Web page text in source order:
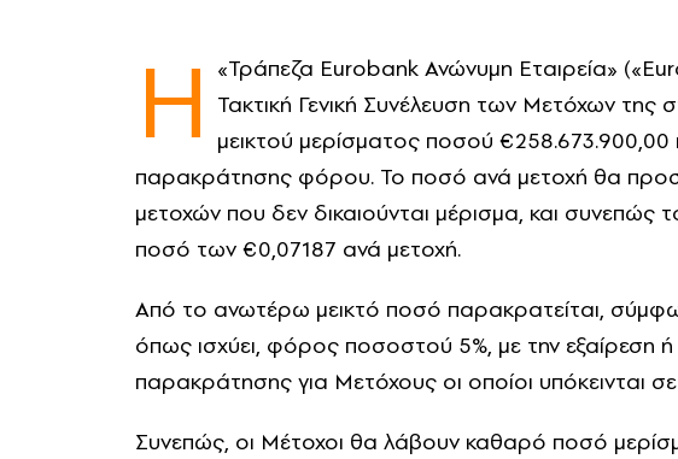
Η «Τράπεζα Eurobank Ανώνυμη Εταιρεία»
Τακτική Γενική Συνέλευση των Μετόχων της
μεικτού μερίσματος ποσού
παρακράτησης φόρου. Το ποσό ανά μετοχή θα
μετοχών που δεν δικαιούνται μέρισμα, και συνεπώς
ποσό των €0,07187 ανά μετοχή.
Από το ανωτέρω μεικτό ποσό παρακρατείται,
όπως ισχύει, φόρος ποσοστού 5%, με την
παρακράτησης για Μετόχους οι οποίοι υπόκεινται σε
Συνεπώς, οι Μέτοχοι θα λάβουν καθαρό ποσό